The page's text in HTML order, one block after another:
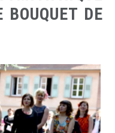
BOUQUET DE